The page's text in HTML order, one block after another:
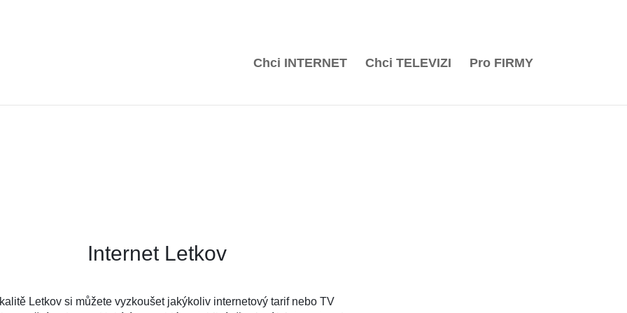
Chci INTERNET Chci TELEVIZI Pro FIRMY
Internet Letkov
Letkov si můžete vyzkoušet jakýkoliv internetový tarif nebo TV